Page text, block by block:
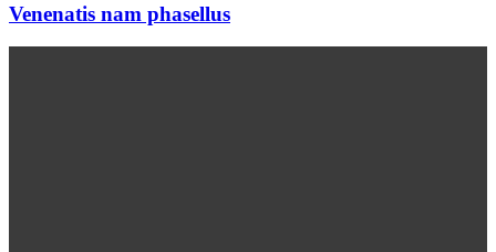
Venenatis nam phasellus